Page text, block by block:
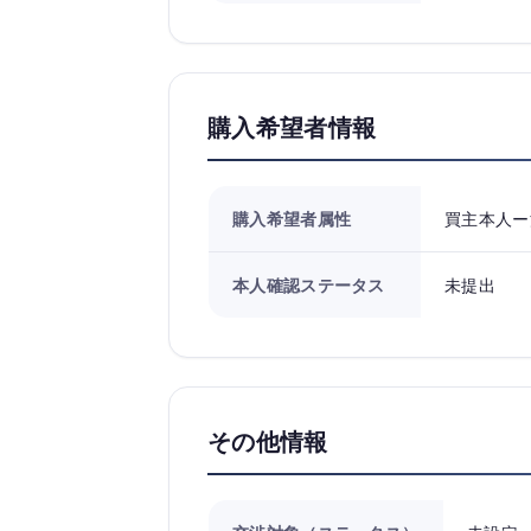
購入希望者情報
購入希望者属性 買主本人
本人確認ステータス 未提出
その他情報